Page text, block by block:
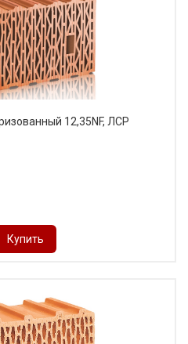
12,35NF, ЛСР
Купить